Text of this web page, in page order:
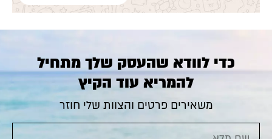
כדי לוודא שהעסק שלך מתחיל
להמריא עוד הקיץ
משאירים פרטים והצוות שלי חוזר